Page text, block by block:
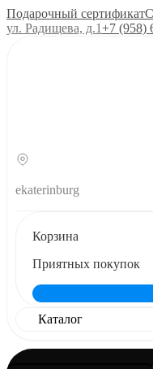
Подарочный сертификат
ул. Радищева, д.1+7 (958)
ekaterinburg
Корзина
Приятных покупок
Каталог